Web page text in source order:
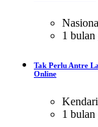
1 bulan
Tak Perlu Antre
Online
Kendari
1 bulan